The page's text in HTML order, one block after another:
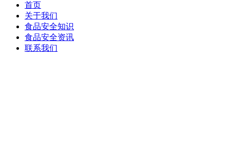
首页
关于我们
食品安全知识
食品安全资讯
联系我们